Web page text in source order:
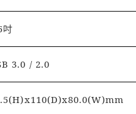
吋
3.0 / 2.0